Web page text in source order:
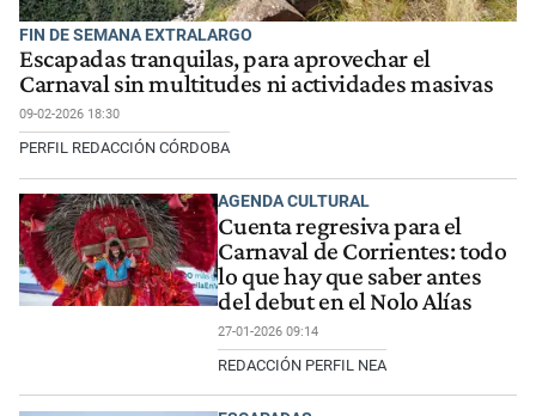
FIN DE SEMANA EXTRALARGO
Escapadas tranquilas, para aprovechar el
Carnaval sin multitudes ni actividades masivas
09-02-2026 18:30
PERFIL REDACCIÓN CÓRDOBA
AGENDA CULTURAL
Cuenta regresiva para el
Carnaval de Corrientes: todo
lo que hay que saber antes
del debut en el Nolo Alías
27-01-2026 09:14
REDACCIÓN PERFIL NEA